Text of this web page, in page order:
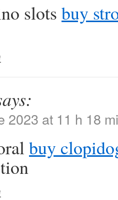
slots buy
2023 at 11 h 18
buy